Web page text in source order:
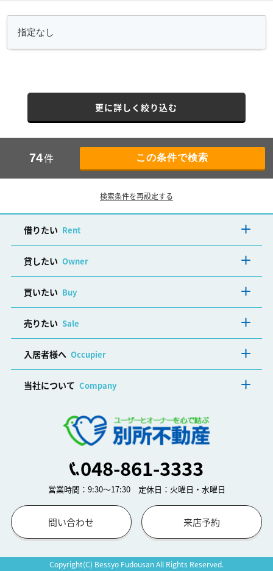
更に詳しく絞り込む
74件
検索条件を再設定する
借りたい Rent
貸したい Owner
買いたい Buy
売りたい Sale
入居者様へ Occupier
当社について Company
048-861-3333
営業時間：9:30～17:30 定休日：火曜日・水曜日
問い合わせ 来店予約
Copyright(C) Bessyo Fudousan All Rights Reserved.